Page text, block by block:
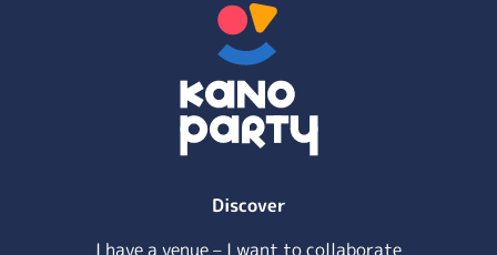
Discover
I have a venue – I want to collaborate